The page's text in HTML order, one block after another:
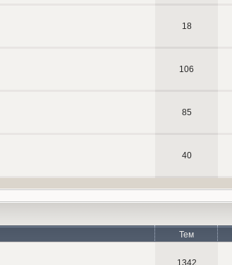
18
106
85
40
Тем
1342